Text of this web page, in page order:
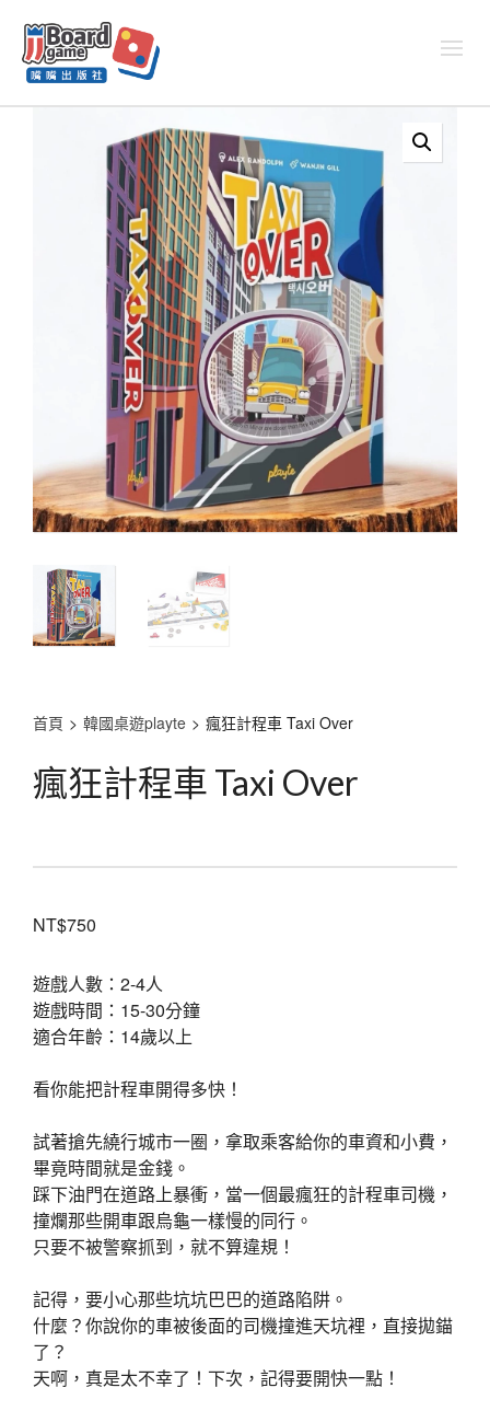
首頁 > 韓國桌遊playte > 瘋狂計程車 Taxi Over
瘋狂計程車 Taxi Over
NT$750
遊戲人數：2-4人
遊戲時間：15-30分鐘
適合年齡：14歲以上
看你能把計程車開得多快！
試著搶先繞行城市一圈，拿取乘客給你的車資和小費，
畢竟時間就是金錢。
踩下油門在道路上暴衝，當一個最瘋狂的計程車司機，
撞爛那些開車跟烏龜一樣慢的同行。
只要不被警察抓到，就不算違規！
記得，要小心那些坑坑巴巴的道路陷阱。
什麼？你說你的車被後面的司機撞進天坑裡，直接拋錨
了？
天啊，真是太不幸了！下次，記得要開快一點！